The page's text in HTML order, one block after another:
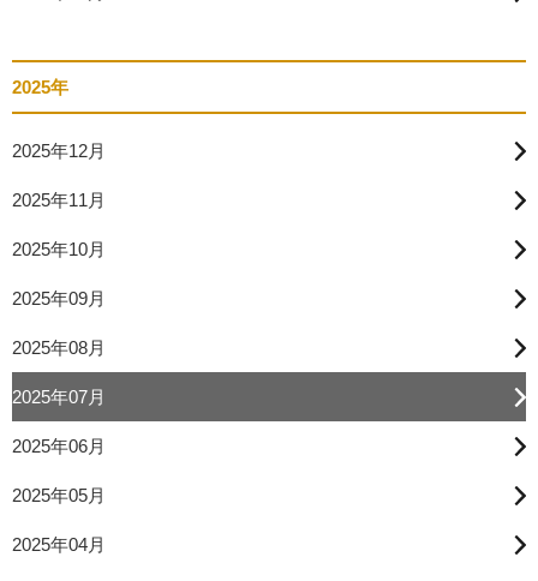
2025年
2025年12月
2025年11月
2025年10月
2025年09月
2025年08月
2025年07月
2025年06月
2025年05月
2025年04月